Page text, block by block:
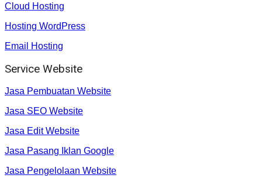
Cloud Hosting
Hosting WordPress
Email Hosting
Service Website
Jasa Pembuatan Website
Jasa SEO Website
Jasa Edit Website
Jasa Pasang Iklan Google
Jasa Pengelolaan Website